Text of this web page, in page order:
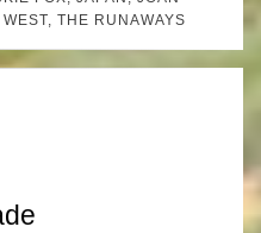
, THE RUNAWAYS